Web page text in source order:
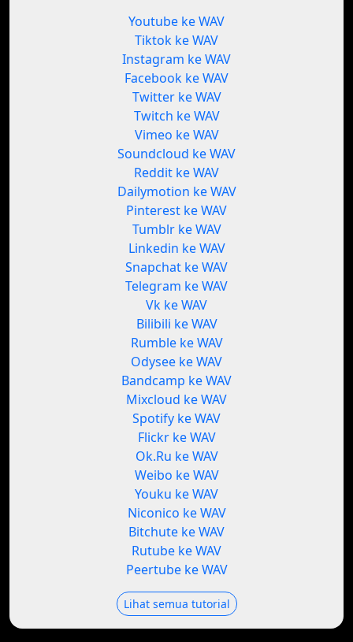
Youtube ke WAV
Tiktok ke WAV
Instagram ke WAV
Facebook ke WAV
Twitter ke WAV
Twitch ke WAV
Vimeo ke WAV
Soundcloud ke WAV
Reddit ke WAV
Dailymotion ke WAV
Pinterest ke WAV
Tumblr ke WAV
Linkedin ke WAV
Snapchat ke WAV
Telegram ke WAV
Vk ke WAV
Bilibili ke WAV
Rumble ke WAV
Odysee ke WAV
Bandcamp ke WAV
Mixcloud ke WAV
Spotify ke WAV
Flickr ke WAV
Ok.Ru ke WAV
Weibo ke WAV
Youku ke WAV
Niconico ke WAV
Bitchute ke WAV
Rutube ke WAV
Peertube ke WAV
Lihat semua tutorial